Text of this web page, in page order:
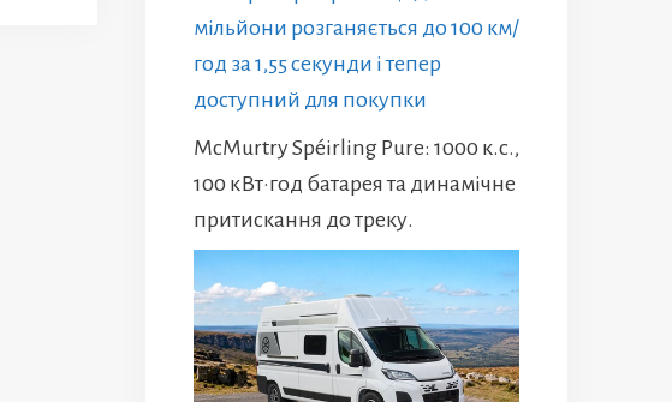
мільйони розганяється до 100 км/
год за 1,55 секунди і тепер
доступний для покупки
McMurtry Spéirling Pure: 1000 к.с.,
100 кВт·год батарея та динамічне
притискання до треку.